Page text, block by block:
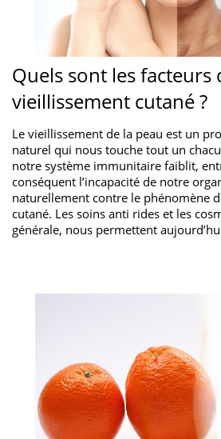
Quels sont les facteurs
vieillissement cutané ?
Le vieillissement de la peau est un
naturel qui nous touche tout un
notre système immunitaire faiblit,
conséquent l’incapacité de notre
naturellement contre le phénomène
cutané. Les soins anti rides et les
générale, nous permettent